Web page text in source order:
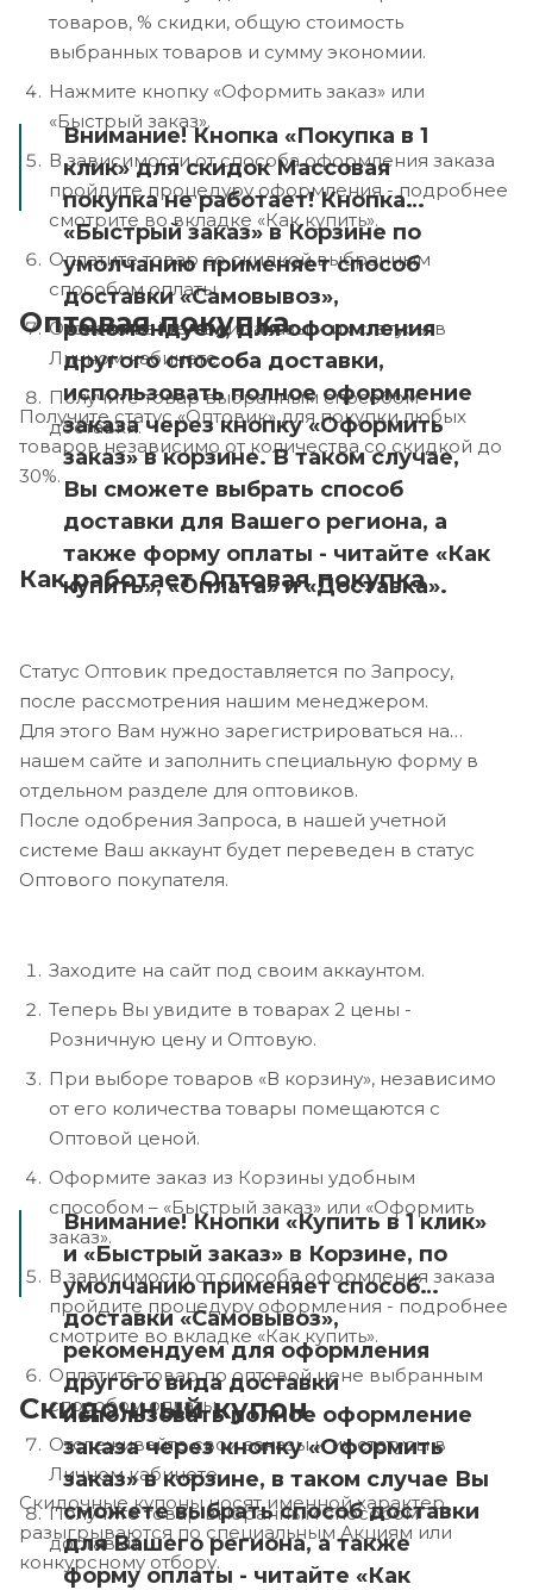
товаров, % скидки, общую стоимость
выбранных товаров и сумму экономии.
Нажмите кнопку «Оформить заказ» или
«Быстрый заказ».
В зависимости от способа оформления заказа
пройдите процедуру оформления - подробнее
смотрите во вкладке «Как купить».
Оплатите товар со скидкой выбранным
способом оплаты.
Отслеживайте свои заказы и их статусы в
Личном кабинете.
Получите товар выбранным способом
доставки.
Внимание! Кнопка «Покупка в 1
клик» для скидок Массовая
покупка не работает! Кнопка
«Быстрый заказ» в Корзине по
умолчанию применяет способ
доставки «Самовывоз»,
рекомендуем, для оформления
другого способа доставки,
использовать полное оформление
заказа через кнопку «Оформить
заказ» в корзине. В таком случае,
Вы сможете выбрать способ
доставки для Вашего региона, а
также форму оплаты - читайте «Как
купить», «Оплата» и «Доставка».
Оптовая покупка
Получите статус «Оптовик» для покупки любых
товаров независимо от количества со скидкой до
30%.
Как работает Оптовая покупка
Статус Оптовик предоставляется по Запросу,
после рассмотрения нашим менеджером.
Для этого Вам нужно зарегистрироваться на
нашем сайте и заполнить специальную форму в
отдельном разделе для оптовиков.
После одобрения Запроса, в нашей учетной
системе Ваш аккаунт будет переведен в статус
Оптового покупателя.
Заходите на сайт под своим аккаунтом.
Теперь Вы увидите в товарах 2 цены -
Розничную цену и Оптовую.
При выборе товаров «В корзину», независимо
от его количества товары помещаются с
Оптовой ценой.
Оформите заказ из Корзины удобным
способом – «Быстрый заказ» или «Оформить
заказ».
В зависимости от способа оформления заказа
пройдите процедуру оформления - подробнее
смотрите во вкладке «Как купить».
Оплатите товар по оптовой цене выбранным
способом оплаты.
Отслеживайте свои заказы и их статусы в
Личном кабинете.
Получите товар выбранным способом
доставки.
Внимание! Кнопки «Купить в 1 клик»
и «Быстрый заказ» в Корзине, по
умолчанию применяет способ
доставки «Самовывоз»,
рекомендуем для оформления
другого вида доставки
использовать полное оформление
заказа через кнопку «Оформить
заказ» в корзине, в таком случае Вы
сможете выбрать способ доставки
для Вашего региона, а также
форму оплаты - читайте «Как
Скидочный купон
Скидочные купоны носят именной характер,
разыгрываются по специальным Акциям или
конкурсному отбору.